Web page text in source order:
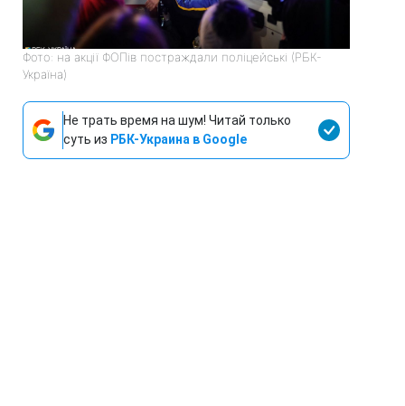
Фото: на акції ФОПів постраждали поліцейські (РБК-
Україна)
Не трать время на шум! Читай только
суть из РБК-Украина в Google